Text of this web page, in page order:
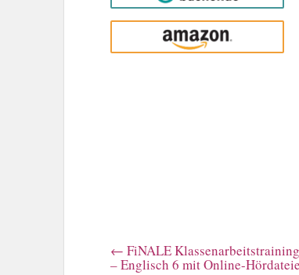
Amazon
← FiNALE
– Englisch 6 mit Online-